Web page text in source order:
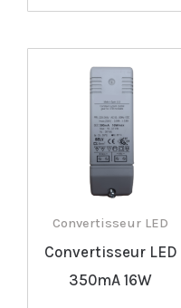
Convertisseur LED
Convertisseur LED
350mA 16W